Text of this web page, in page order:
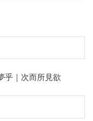
乎｜次而所見欲